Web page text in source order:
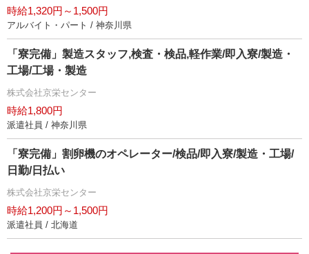
時給1,320円～1,500円
アルバイト・パート / 神奈川県
「寮完備」製造スタッフ,検査・検品,軽作業/即入寮/製造・
工場/工場・製造
株式会社京栄センター
時給1,800円
派遣社員 / 神奈川県
「寮完備」割卵機のオペレーター/検品/即入寮/製造・工場/
日勤/日払い
株式会社京栄センター
時給1,200円～1,500円
派遣社員 / 北海道